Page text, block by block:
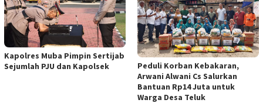
Kapolres Muba Pimpin Sertijab
Sejumlah PJU dan Kapolsek
Peduli Korban Kebakaran,
Arwani Alwani Cs Salurkan
Bantuan Rp14 Juta untuk
Warga Desa Teluk